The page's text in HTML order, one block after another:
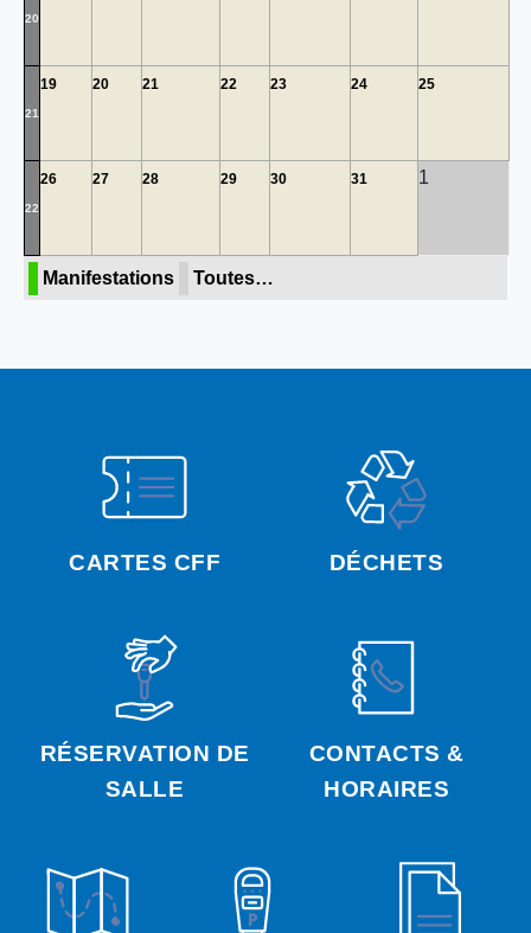
CARTES CFF DÉCHETS
RÉSERVATION DE
SALLE
CONTACTS &
HORAIRES
20
21
19 20 21 22 23 24 25
22
26 27 28 29 30 31 1
Manifestations Toutes…